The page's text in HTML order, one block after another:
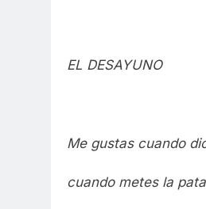
EL DESAYUNO
Me gustas cuando
cuando metes la